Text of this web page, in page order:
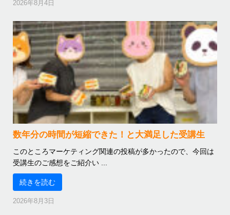
2026年8月4日
数年分の時間が短縮できた！と大満足した受講生
このところマーケティング関連の投稿が多かったので、今回は
受講生のご感想をご紹介い ...
続きを読む
2026年8月3日